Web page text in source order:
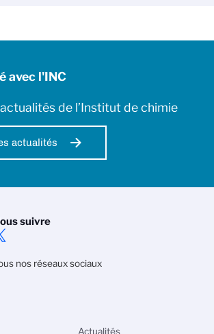
avec l'INC
de l’Institut de chimie
actualités
suivre
nos réseaux sociaux
Actualités